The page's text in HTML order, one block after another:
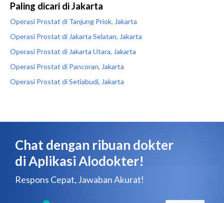
Paling dicari di Jakarta
Operasi Prostat di Tanjung Priok, Jakarta
Operasi Prostat di Jakarta Selatan, Jakarta
Operasi Prostat di Jakarta Utara, Jakarta
Operasi Prostat di Pancoran, Jakarta
Operasi Prostat di Setiabudi, Jakarta